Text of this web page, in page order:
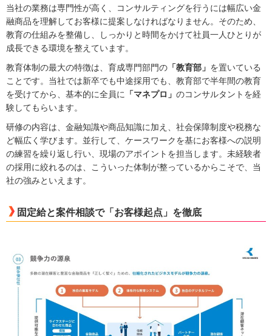
当社の業務は専門性が高く、コンサルティングを行うには幅広い金
融商品を理解してお客様に提案しなければなりません。そのため、
教育の仕組みを整備し、しっかりと時間をかけて社員一人ひとりが
成長できる環境を整えています。
教育体制の最大の特徴は、育成専門部門の 「教育部」 を置いている
ことです。当社では新卒でも中途採用でも、教育部で半年間の教育
を受けてから、基本的に全員に 「マネプロ」 のコンサルタントを経
験してもらいます。
研修の内容は、金融知識や商品知識に加え、社会保障制度や税務な
ど幅広く学びます。並行して、ケースワークを基にお客様への説明
の練習を繰り返し行い、現場のアポイントを担当します。未経験者
の採用に絞れるのは、こういった体制が整っているからこそで、当
社の強みといえます。
固定給と案件相談で「お客様起点」を徹底